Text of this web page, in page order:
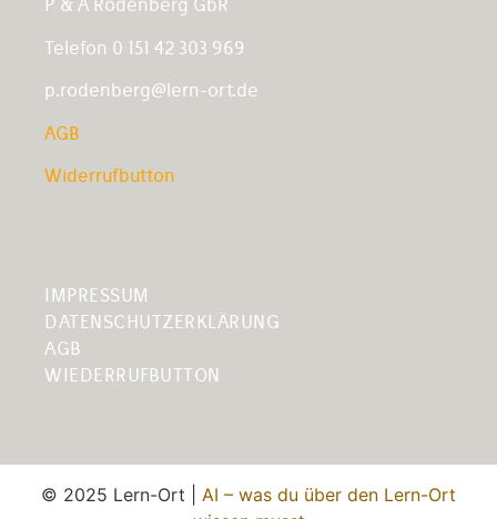
P & A Rodenberg GbR
Telefon 0 151 42 303 969
p.rodenberg@lern-ort.de
AGB
Widerrufbutton
IMPRESSUM
DATENSCHUTZERKLÄRUNG
AGB
WIEDERRUFBUTTON
© 2025 Lern-Ort | AI – was du über den Lern-Ort